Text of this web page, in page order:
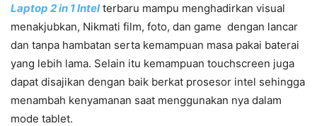
Laptop 2 in 1 Intelterbaru mampu menghadirkan visual
menakjubkan, Nikmati film, foto, dan game dengan lancar
dan tanpa hambatan serta kemampuan masa pakai baterai
yang lebih lama. Selain itu kemampuan touchscreen juga
dapat disajikan dengan baik berkat prosesor intel sehingga
menambah kenyamanan saat menggunakan nya dalam
mode tablet.